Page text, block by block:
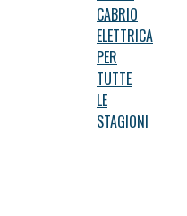
CABRIO
ELETTRICA
PER
TUTTE
LE
STAGIONI